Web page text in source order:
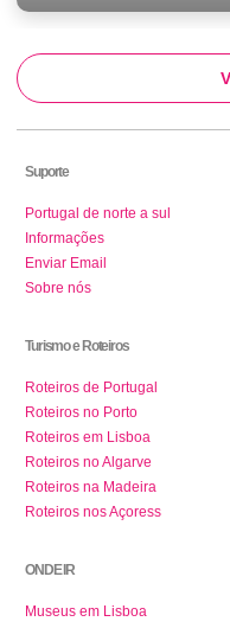
Suporte
Portugal de norte a sul
Informações
Enviar Email
Sobre nós
Turismo e Roteiros
Roteiros de Portugal
Roteiros no Porto
Roteiros em Lisboa
Roteiros no Algarve
Roteiros na Madeira
Roteiros nos Açoress
ONDE IR
Museus em Lisboa